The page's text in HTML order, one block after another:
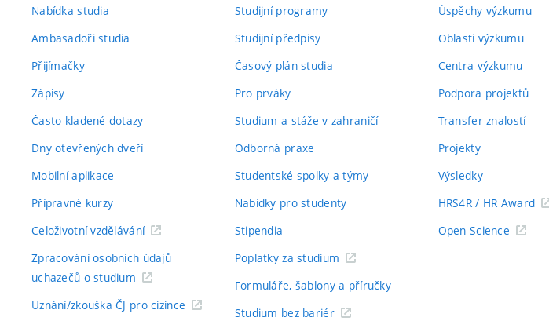
Nabídka studia
Ambasadoři studia
Přijímačky
Zápisy
Často kladené dotazy
Dny otevřených dveří
Mobilní aplikace
Přípravné kurzy
Celoživotní vzdělávání
Zpracování osobních údajů
uchazečů o studium
Uznání/zkouška ČJ pro cizince
Studijní programy
Studijní předpisy
Časový plán studia
Pro prváky
Studium a stáže v zahraničí
Odborná praxe
Studentské spolky a týmy
Nabídky pro studenty
Stipendia
Poplatky za studium
Formuláře, šablony a příručky
Studium bez bariér
Úspěchy výzkumu
Oblasti výzkumu
Centra výzkumu
Podpora projektů
Transfer znalostí
Projekty
Výsledky
HRS4R / HR Award
Open Science